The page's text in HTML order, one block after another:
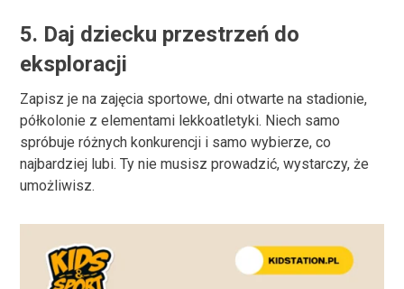
5. Daj dziecku przestrzeń do
eksploracji
Zapisz je na zajęcia sportowe, dni otwarte na stadionie,
półkolonie z elementami lekkoatletyki. Niech samo
spróbuje różnych konkurencji i samo wybierze, co
najbardziej lubi. Ty nie musisz prowadzić, wystarczy, że
umożliwisz.